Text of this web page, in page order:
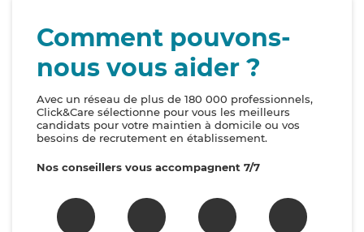
Comment pouvons-
nous vous aider ?
Avec un réseau de plus de 180 000 professionnels,
Click&Care sélectionne pour vous les meilleurs
candidats pour votre maintien à domicile ou vos
besoins de recrutement en établissement.
Nos conseillers vous accompagnent 7/7